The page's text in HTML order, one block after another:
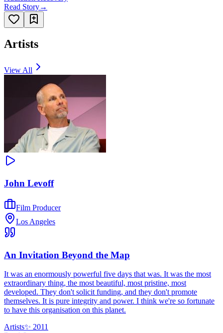
Read Story→
Artists
View All
John Levoff
Film Producer
Los Angeles
An Invitation Beyond the Map
It was an enormously powerful five days that was. It was the most
extraordinary thing, the most beautiful, most pristine, most
developed. They don't solicit funding, and they don't promote
themselves. It is pure integrity and power. I think we're so fortunate
to have this organisation on this planet.
Artists✨ 2011